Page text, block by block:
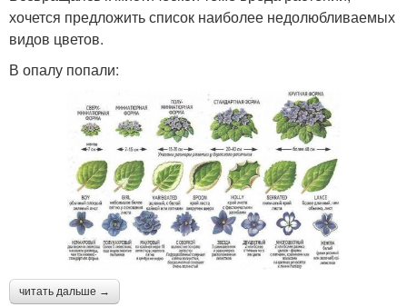
хочется предложить список наиболее недолюбливаемых
видов цветов.
В опалу попали:
читать дальше →